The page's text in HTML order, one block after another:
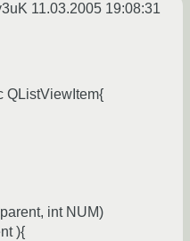
11.03.2005 19:08:31
QListViewItem{
int NUM)
){